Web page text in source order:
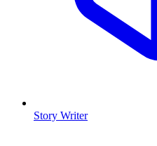
Story Writer